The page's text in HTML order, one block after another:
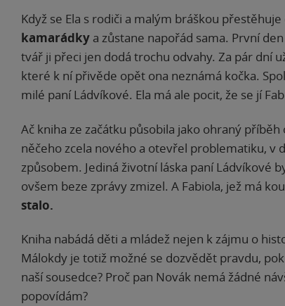
Když se Ela s rodiči a malým bráškou
kamarádky a zůstane napořád sama. První
tvář ji přeci jen dodá trochu odvahy. Za pár dní
které k ní přivěde opět ona neznámá kočka.
milé paní Ládvíkové. Ela má ale pocit, že se jí
Ač kniha ze začátku působila jako ohraný
něčeho zcela nového a otevřel problematiku,
způsobem. Jediná životní láska paní Ládvíkové
ovšem beze zprávy zmizel. A Fabiola, jež má
stalo.
Kniha nabádá děti a mládež nejen k zájmu o
Málokdy je totiž možné se dozvědět pravdu,
naší sousedce? Proč pan Novák nemá žádné
popovídám?